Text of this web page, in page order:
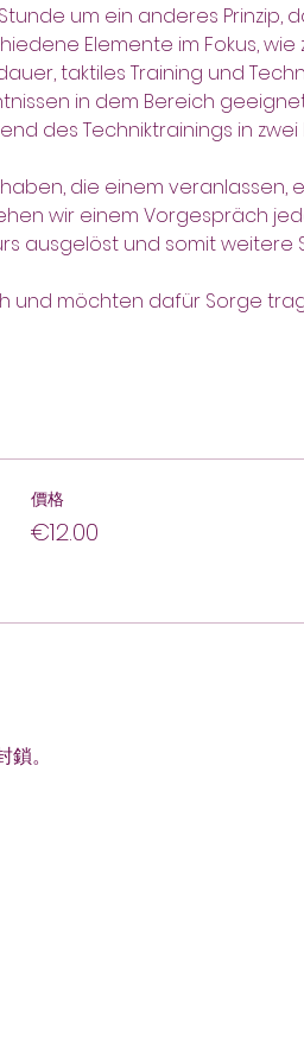
um ein anderes Prinzip,
Elemente im Fokus, wie
taktiles Training und
in dem Bereich
des Techniktrainings in
die einem veranlassen,
wir einem Vorgespräch
ausgelöst und somit
und möchten dafür Sorge
價格
€12.00
。